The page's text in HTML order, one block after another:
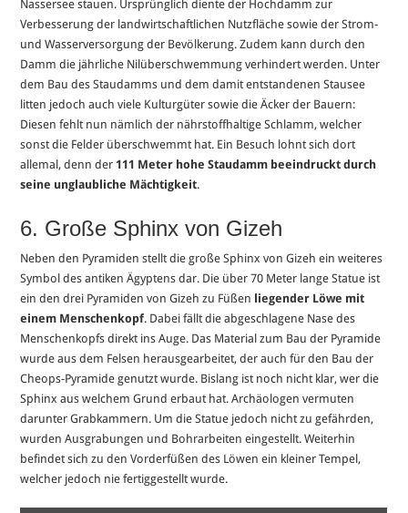
Nassersee stauen. Ursprünglich diente der Hochdamm zur
Verbesserung der landwirtschaftlichen Nutzfläche sowie der Strom-
und Wasserversorgung der Bevölkerung. Zudem kann durch den
Damm die jährliche Nilüberschwemmung verhindert werden. Unter
dem Bau des Staudamms und dem damit entstandenen Stausee
litten jedoch auch viele Kulturgüter sowie die Äcker der Bauern:
Diesen fehlt nun nämlich der nährstoffhaltige Schlamm, welcher
sonst die Felder überschwemmt hat. Ein Besuch lohnt sich dort
allemal, denn der111 Meter hohe Staudamm beeindruckt durch
seine unglaubliche Mächtigkeit.
6. Große Sphinx von Gizeh
Neben den Pyramiden stellt die große Sphinx von Gizeh ein weiteres
Symbol des antiken Ägyptens dar. Die über 70 Meter lange Statue ist
ein den drei Pyramiden von Gizeh zu Füßen liegender Löwe mit
einem Menschenkopf. Dabei fällt die abgeschlagene Nase des
Menschenkopfs direkt ins Auge. Das Material zum Bau der Pyramide
wurde aus dem Felsen herausgearbeitet, der auch für den Bau der
Cheops-Pyramide genutzt wurde. Bislang ist noch nicht klar, wer die
Sphinx aus welchem Grund erbaut hat. Archäologen vermuten
darunter Grabkammern. Um die Statue jedoch nicht zu gefährden,
wurden Ausgrabungen und Bohrarbeiten eingestellt. Weiterhin
befindet sich zu den Vorderfüßen des Löwen ein kleiner Tempel,
welcher jedoch nie fertiggestellt wurde.